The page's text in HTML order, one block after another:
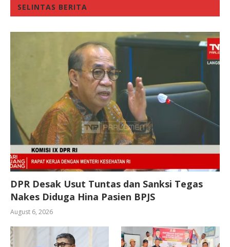
SELINTAS BERITA
DPR Desak Usut Tuntas dan Sanksi Tegas
Nakes Diduga Hina Pasien BPJS
August 6, 2026